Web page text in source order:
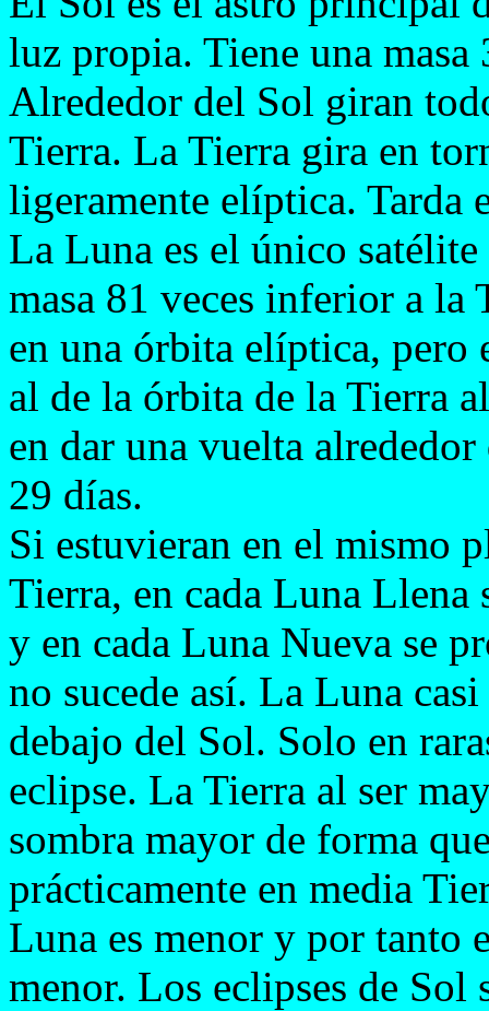
luz propia. Tiene una
Alrededor del Sol giran
Tierra. La Tierra gira en
ligeramente elíptica. Tarda
La Luna es el único
masa 81 veces inferior a la
en una órbita elíptica, pero
al de la órbita de la Tierra
en dar una vuelta
29 días.
Si estuvieran en el mismo
Tierra, en cada Luna
y en cada Luna Nueva se
no sucede así. La Luna
debajo del Sol. Solo en
eclipse. La Tierra al ser
sombra mayor de forma
prácticamente en media
Luna es menor y por tanto
menor. Los eclipses de Sol